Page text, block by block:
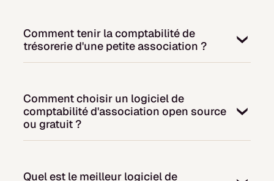
Comment tenir la comptabilité de
trésorerie d'une petite association ?
les paiements. Pour les petites associations,
un logiciel trésorerie pour une association
simplifie grandement cette gestion. Il permet
l'activité.
Comment choisir un logiciel de
comptabilité d'association open source
ou gratuit ?
Quel est le meilleur logiciel de